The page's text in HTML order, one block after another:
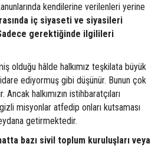
kendilerine verilenleri yerine
iç siyaseti ve siyasileri
gerektiğinde ilgilileri
olduğu hâlde halkımız teşkilata büyük
ediyormuş gibi düşünür. Bunun çok
halkımızın istihbaratçıları
misyonlar atfedip onları kutsaması
getirmektedir.
bazı sivil toplum kuruluşları veya